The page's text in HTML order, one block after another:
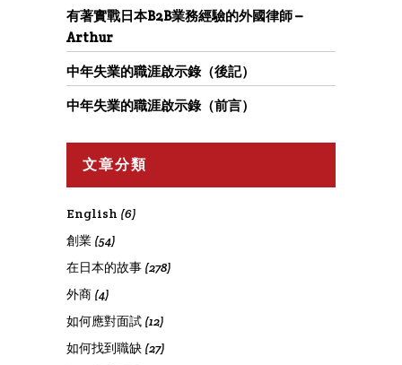
有著實戰日本B2B業務經驗的外國律師 –
Arthur
中年失業的職涯啟示錄（後記）
中年失業的職涯啟示錄（前言）
文章分類
English (6)
創業 (54)
在日本的故事 (278)
外商 (4)
如何應對面試 (12)
如何找到職缺 (27)